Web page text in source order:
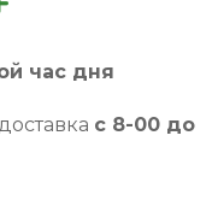
час дня
с 8-00 до